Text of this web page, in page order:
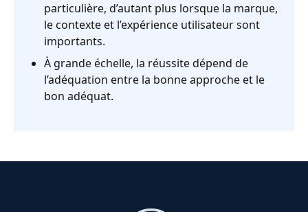
particulière, d’autant plus lorsque la marque,
le contexte et l’expérience utilisateur sont
importants.
À grande échelle, la réussite dépend de
l’adéquation entre la bonne approche et le
bon adéquat.